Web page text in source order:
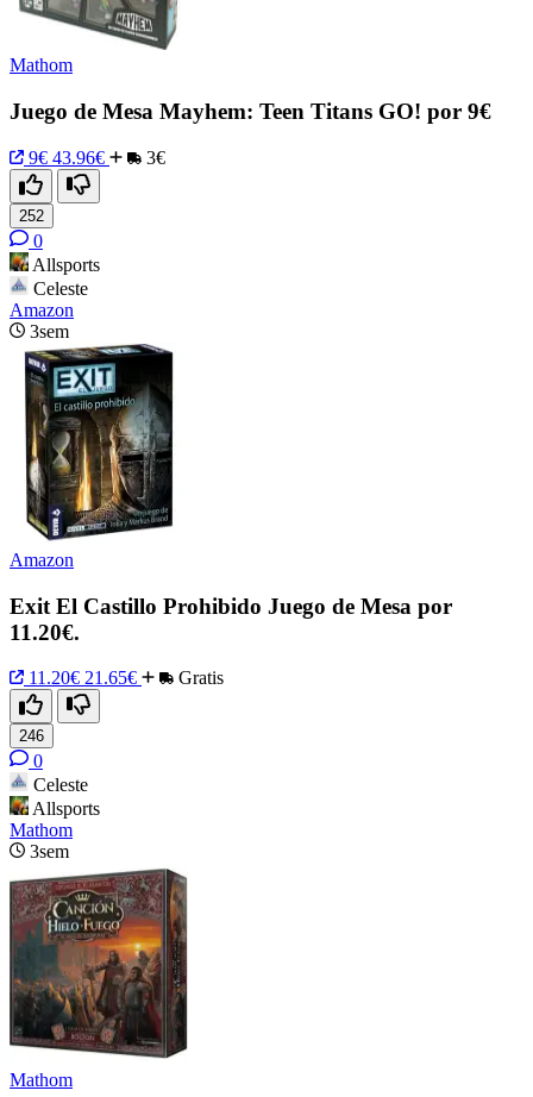
Mathom
Juego de Mesa Mayhem: Teen Titans GO! por 9€
9€ 43.96€ 3€
252
0
Allsports
Celeste
Amazon
3sem
Amazon
Exit El Castillo Prohibido Juego de Mesa por
11.20€.
11.20€ 21.65€ Gratis
246
0
Celeste
Allsports
Mathom
3sem
Mathom